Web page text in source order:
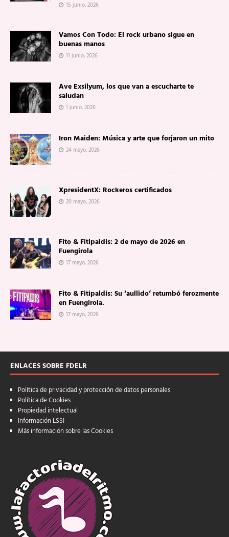
15 junio, 2026
Vamos Con Todo: El rock urbano sigue en
buenas manos
11 junio, 2026
Ave Exsilyum, los que van a escucharte te
saludan
1 junio, 2026
Iron Maiden: Música y arte que forjaron un mito
24 mayo, 2026
XpresidentX: Rockeros certificados
20 mayo, 2026
Fito & Fitipaldis: 2 de mayo de 2026 en
Fuengirola
17 mayo, 2026
Fito & Fitipaldis: Su ‘aullido’ retumbó ferozmente
en Fuengirola.
17 mayo, 2026
ENLACES SOBRE FDELR
Política de privacidad y protección de datos personales
Política de Cookies
Propiedad intelectual
Información LSSI
Más información sobre las Cookies